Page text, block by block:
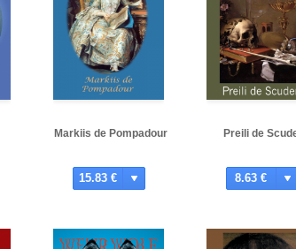
Markiis de Pompadour
15.83 €
Preili de
8.63 €